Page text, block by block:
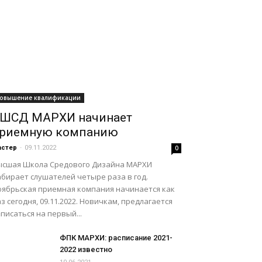
квалификации
МАРХИ начинает
компанию
- 09.11.2022 0
Школа Средового Дизайна МАРХИ
слушателей четыре раза в год.
приемная компания начинается как
сегодня, 09.11.2022. Новичкам, предлагается
на первый...
ФПК МАРХИ: расписание 2021-
2022 известно